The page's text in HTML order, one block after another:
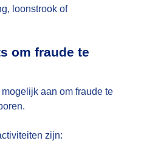
loonstrook of
om fraude te
aan om fraude te
zijn: